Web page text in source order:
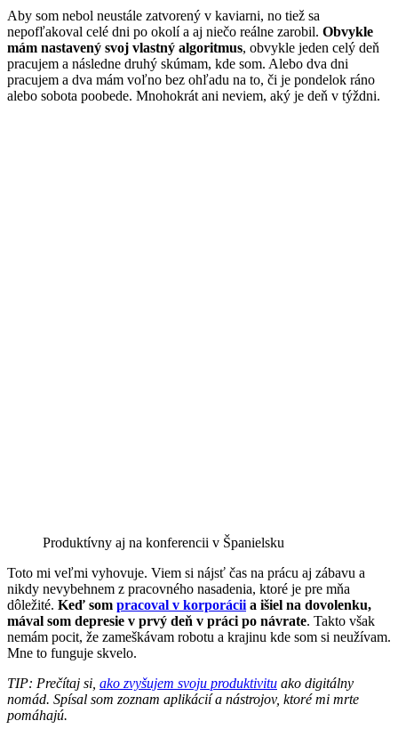
Aby som nebol neustále zatvorený v kaviarni, no tiež sa
nepofľakoval celé dni po okolí a aj niečo reálne zarobil. Obvykle
mám nastavený svoj vlastný algoritmus, obvykle jeden celý deň
pracujem a následne druhý skúmam, kde som. Alebo dva dni
pracujem a dva mám voľno bez ohľadu na to, či je pondelok ráno
alebo sobota poobede. Mnohokrát ani neviem, aký je deň v týždni.
Produktívny aj na konferencii v Španielsku
Toto mi veľmi vyhovuje. Viem si nájsť čas na prácu aj zábavu a
nikdy nevybehnem z pracovného nasadenia, ktoré je pre mňa
dôležité. Keď som pracoval v korporácii a išiel na dovolenku,
mával som depresie v prvý deň v práci po návrate. Takto však
nemám pocit, že zameškávam robotu a krajinu kde som si neužívam.
Mne to funguje skvelo.
TIP: Prečítaj si, ako zvyšujem svoju produktivitu ako digitálny
nomád. Spísal som zoznam aplikácií a nástrojov, ktoré mi mrte
pomáhajú.